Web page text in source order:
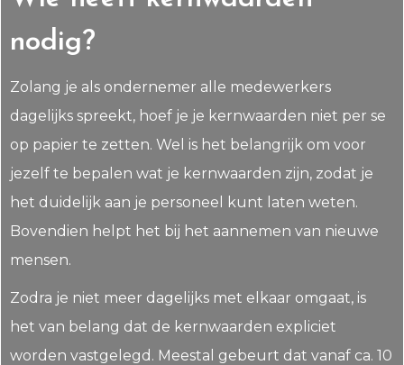
nodig?
Zolang je als ondernemer alle medewerkers
dagelijks spreekt, hoef je je kernwaarden niet per se
op papier te zetten. Wel is het belangrijk om voor
jezelf te bepalen wat je kernwaarden zijn, zodat je
het duidelijk aan je personeel kunt laten weten.
Bovendien helpt het bij het aannemen van nieuwe
mensen.
Zodra je niet meer dagelijks met elkaar omgaat, is
het van belang dat de kernwaarden expliciet
worden vastgelegd. Meestal gebeurt dat vanaf ca. 10